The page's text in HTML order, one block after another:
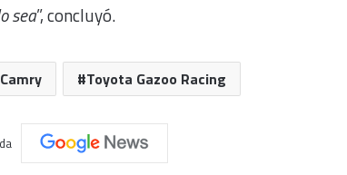
sea”, concluyó.
Toyota Gazoo Racing